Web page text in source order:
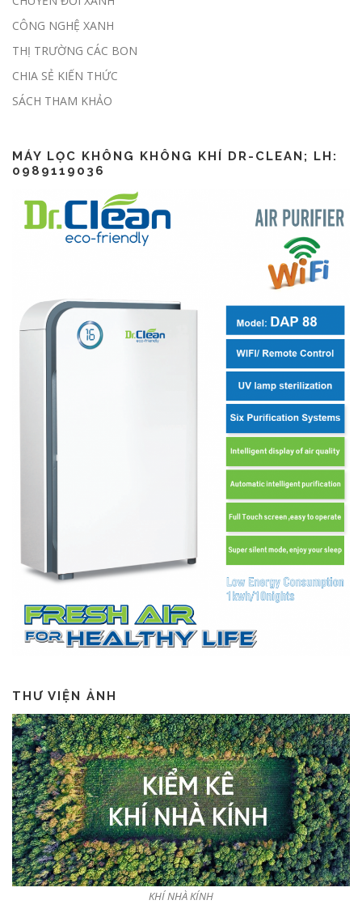
CÔNG NGHỆ XANH
THỊ TRƯỜNG CÁC BON
CHIA SẺ KIẾN THỨC
SÁCH THAM KHẢO
MÁY LỌC KHÔNG KHÔNG KHÍ DR-CLEAN; LH:
0989119036
THƯ VIỆN ẢNH
KHÍ NHÀ KÍNH